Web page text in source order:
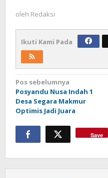
oleh Redaksi
Ikuti Kami Pada
Navigasi
pos
Pos sebelumnya
Posyandu Nusa Indah 1
Desa Segara Makmur
Optimis Jadi Juara
Save